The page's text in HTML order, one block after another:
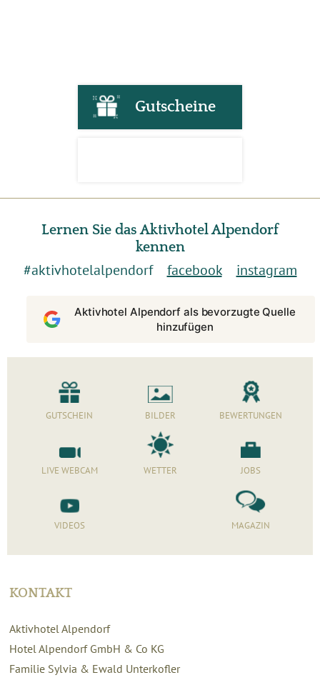
Gutscheine
Lernen Sie das Aktivhotel Alpendorf
kennen
#aktivhotelalpendorf facebook instagram
Aktivhotel Alpendorf als bevorzugte Quelle
hinzufügen
GUTSCHEIN BILDER BEWERTUNGEN
LIVE WEBCAM WETTER JOBS
VIDEOS MAGAZIN
KONTAKT
Aktivhotel Alpendorf
Hotel Alpendorf GmbH & Co KG
Familie Sylvia & Ewald Unterkofler